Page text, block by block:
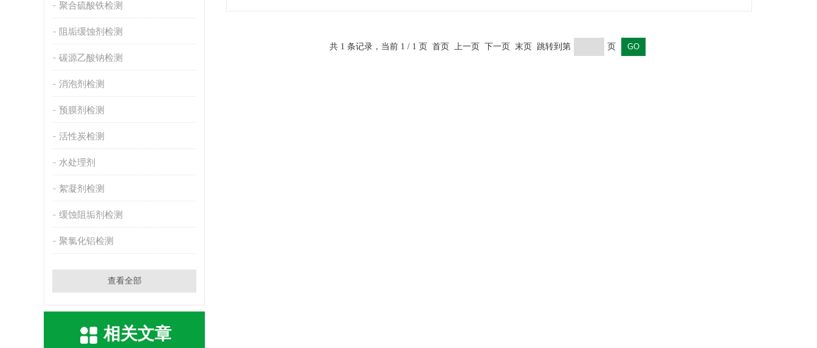
聚合硫酸铁检测
阻垢缓蚀剂检测
碳源乙酸钠检测
消泡剂检测
预膜剂检测
活性炭检测
水处理剂
絮凝剂检测
缓蚀阻垢剂检测
聚氯化铝检测
查看全部
相关文章
共 1 条记录，当前 1 / 1 页 首页 上一页 下一页 末页 跳转到第 页